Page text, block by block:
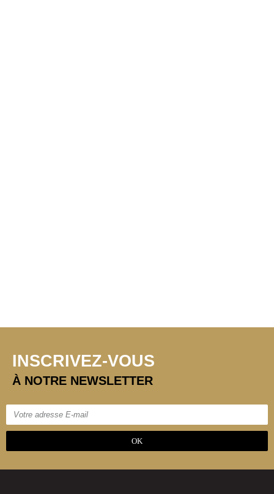
INSCRIVEZ-VOUS
À NOTRE NEWSLETTER
OK